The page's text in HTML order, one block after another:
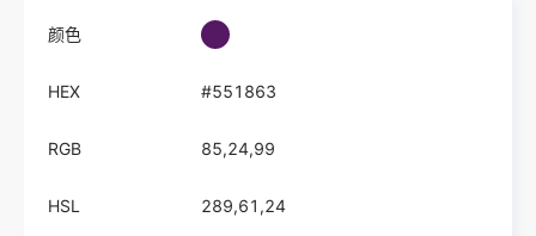
颜色
HEX #551863
RGB 85,24,99
HSL 289,61,24